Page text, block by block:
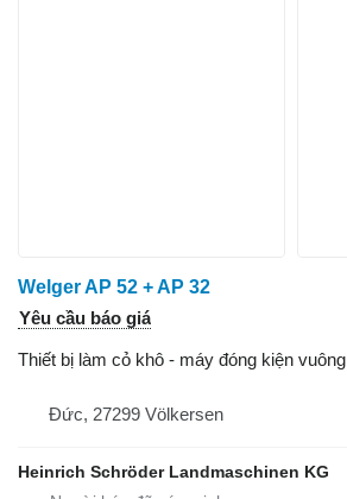
Welger AP 52 + AP 32
Yêu cầu báo giá
Thiết bị làm cỏ khô - máy đóng kiện vuông
Đức, 27299 Völkersen
Heinrich Schröder Landmaschinen KG